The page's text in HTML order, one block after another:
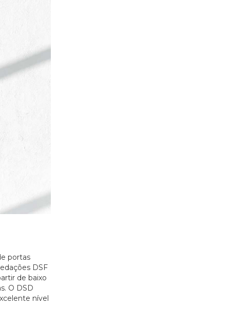
portas
DSF
de baixo
O DSD
nível